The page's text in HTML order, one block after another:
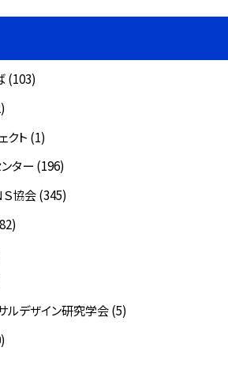
(103)
クト (1)
ター (196)
Ｓ協会 (345)
ルデザイン研究学会 (5)